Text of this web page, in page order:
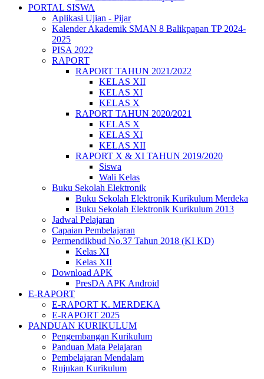
PORTAL SISWA
Aplikasi Ujian - Pijar
Kalender Akademik SMAN 8 Balikpapan TP 2024-
2025
PISA 2022
RAPORT
RAPORT TAHUN 2021/2022
KELAS XII
KELAS XI
KELAS X
RAPORT TAHUN 2020/2021
KELAS X
KELAS XI
KELAS XII
RAPORT X & XI TAHUN 2019/2020
Siswa
Wali Kelas
Buku Sekolah Elektronik
Buku Sekolah Elektronik Kurikulum Merdeka
Buku Sekolah Elektronik Kurikulum 2013
Jadwal Pelajaran
Capaian Pembelajaran
Permendikbud No.37 Tahun 2018 (KI KD)
Kelas XI
Kelas XII
Download APK
PresDA APK Android
E-RAPORT
E-RAPORT K. MERDEKA
E-RAPORT 2025
PANDUAN KURIKULUM
Pengembangan Kurikulum
Panduan Mata Pelajaran
Pembelajaran Mendalam
Rujukan Kurikulum